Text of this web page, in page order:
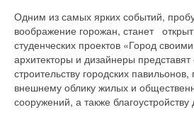
Одним из самых ярких событий,
воображение горожан, станет
студенческих проектов «Город
архитекторы и дизайнеры
строительству городских
внешнему облику жилых и
сооружений, а также благоустройству